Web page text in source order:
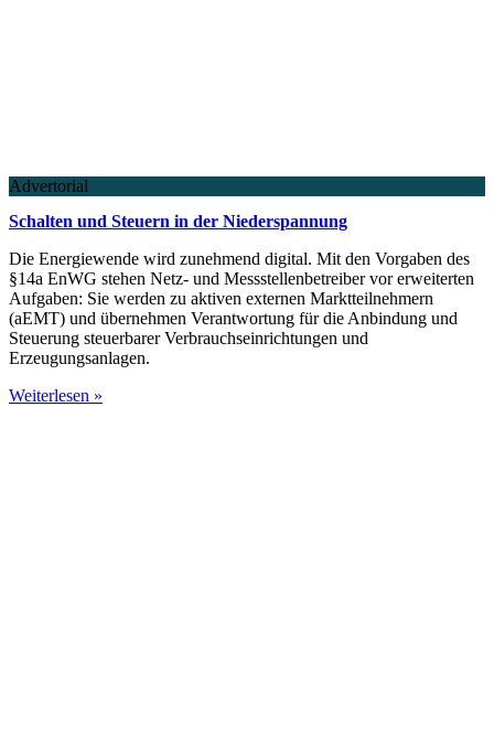
Advertorial
Schalten und Steuern in der Niederspannung
Die Energiewende wird zunehmend digital. Mit den Vorgaben des
§14a EnWG stehen Netz- und Messstellenbetreiber vor erweiterten
Aufgaben: Sie werden zu aktiven externen Marktteilnehmern
(aEMT) und übernehmen Verantwortung für die Anbindung und
Steuerung steuerbarer Verbrauchseinrichtungen und
Erzeugungsanlagen.
Weiterlesen »